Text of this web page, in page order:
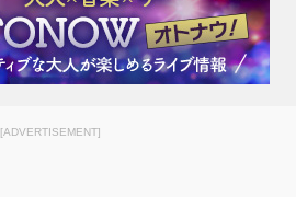
[ADVERTISEMENT]